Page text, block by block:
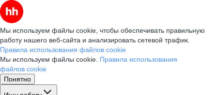
Мы используем файлы cookie, чтобы обеспечивать правильную
работу нашего веб-сайта и анализировать сетевой трафик.
Правила использования файлов cookie
Мы используем файлы cookie. Правила использования
файлов cookie
Понятно